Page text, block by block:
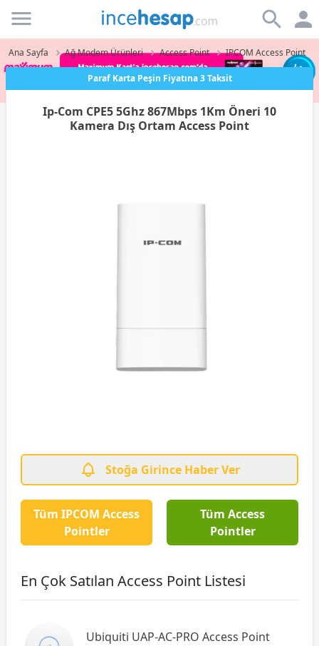
Incehesap
Ana Sayfa Ağ Modem Ürünleri Access Point IPCOM Access Point
Paraf Karta Peşin Fiyatına 3 Taksit
Ip-Com CPE5 5Ghz 867Mbps 1Km Öneri 10
Kamera Dış Ortam Access Point
Stoğa Girince Haber Ver
Tüm IPCOM Access
Pointler
Tüm Access
Pointler
En Çok Satılan Access Point Listesi
Ubiquiti UAP-AC-PRO Access Point